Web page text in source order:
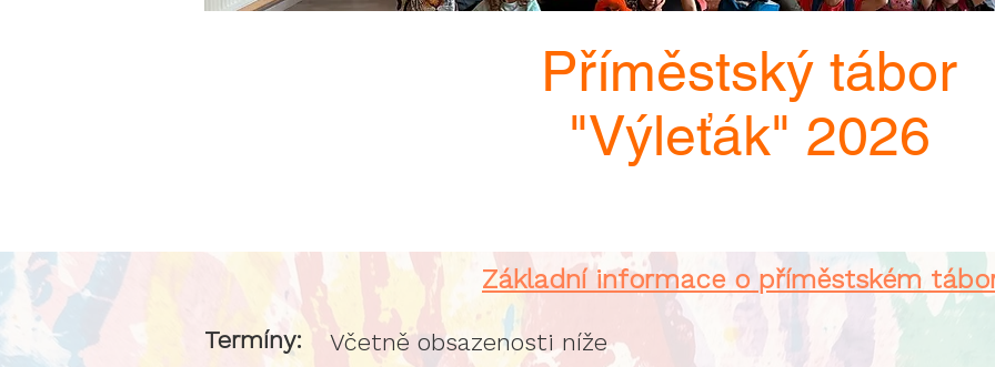
Příměstský tábor
"Výleťák" 2026
Základní informace o příměstském
Termíny: Včetně obsazenosti níže